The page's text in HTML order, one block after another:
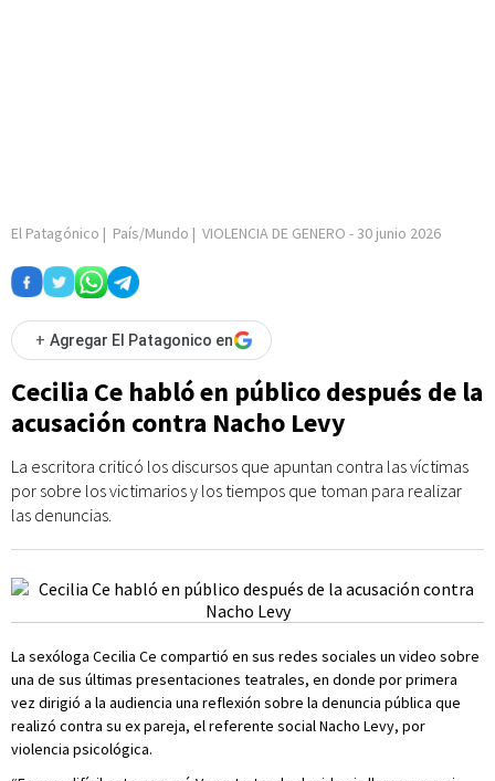
El Patagónico | País/Mundo | VIOLENCIA DE GENERO -30 junio 2026
+ Agregar El Patagonico en
Cecilia Ce habló en público después de la
acusación contra Nacho Levy
La escritora criticó los discursos que apuntan contra las víctimas
por sobre los victimarios y los tiempos que toman para realizar
las denuncias.
La sexóloga Cecilia Ce compartió en sus redes sociales un video sobre
una de sus últimas presentaciones teatrales, en donde por primera
vez dirigió a la audiencia una reflexión sobre la denuncia pública que
realizó contra su ex pareja, el referente social Nacho Levy, por
violencia psicológica.